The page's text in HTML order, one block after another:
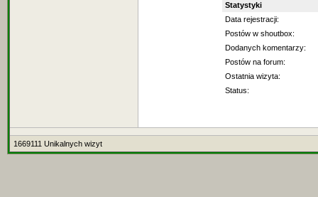
Statystyki
Data rejestracji:
Postów w shoutbox:
Dodanych komentarzy:
Postów na forum:
Ostatnia wizyta:
Status:
1669111 Unikalnych wizyt